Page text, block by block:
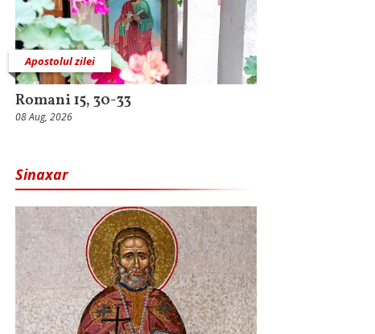
Apostolul zilei
Romani 15, 30-33
08 Aug, 2026
Sinaxar